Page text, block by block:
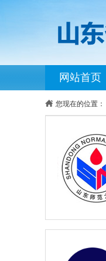
网站首页
您现在的位置：